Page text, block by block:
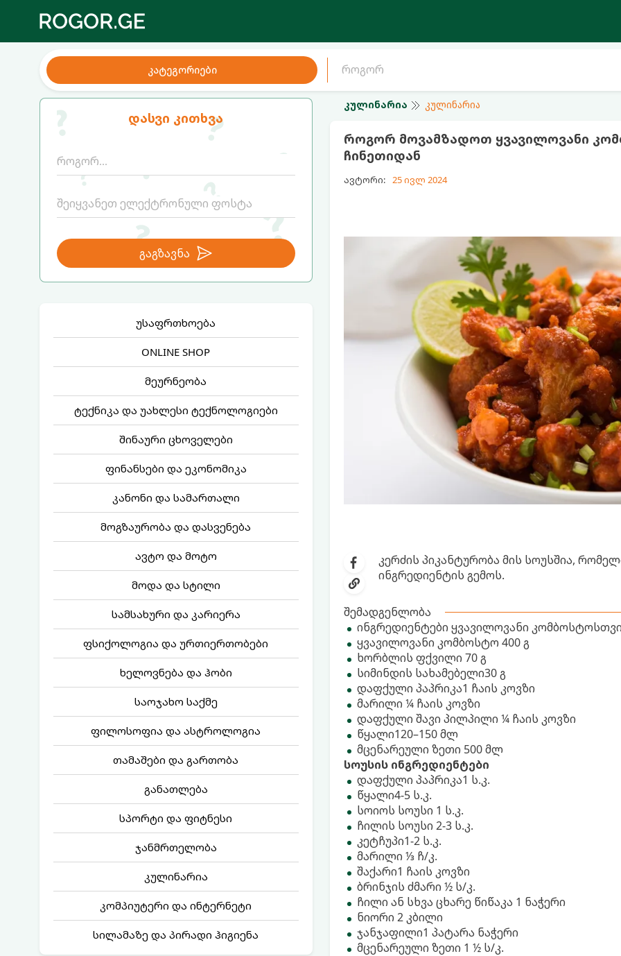
კატეგორიები
დასვი კითხვა
გაგზავნა
უსაფრთხოება
ONLINE SHOP
მეურნეობა
ტექნიკა და უახლესი ტექნოლოგიები
შინაური ცხოველები
ფინანსები და ეკონომიკა
კანონი და სამართალი
მოგზაურობა და დასვენება
ავტო და მოტო
მოდა და სტილი
სამსახური და კარიერა
ფსიქოლოგია და ურთიერთობები
ხელოვნება და ჰობი
საოჯახო საქმე
ფილოსოფია და ასტროლოგია
თამაშები და გართობა
განათლება
სპორტი და ფიტნესი
ჯანმრთელობა
კულინარია
კომპიუტერი და ინტერნეტი
სილამაზე და პირადი ჰიგიენა
კულინარია კულინარია
როგორ მოვამზადოთ ყვავილოვანი
ჩინეთიდან
ავტორი: 25 ივლ 2024
კერძის პიკანტურობა მის სოუსშია,
ინგრედიენტის გემოს.
შემადგენლობა
ინგრედიენტები ყვავილოვანი
ყვავილოვანი კომბოსტო 400 გ
ხორბლის ფქვილი 70 გ
სიმინდის სახამებელი30 გ
დაფქული პაპრიკა1 ჩაის კოვზი
მარილი ¼ ჩაის კოვზი
დაფქული შავი პილპილი ¼ ჩაის კოვზი
წყალი120–150 მლ
მცენარეული ზეთი 500 მლ
სოუსის ინგრედიენტები
დაფქული პაპრიკა1 ს.კ.
წყალი4-5 ს.კ.
სოიოს სოუსი 1 ს.კ.
ჩილის სოუსი 2-3 ს.კ.
კეტჩუპი1-2 ს.კ.
მარილი ⅓ ჩ/კ.
შაქარი1 ჩაის კოვზი
ბრინჯის ძმარი ½ ს/კ.
ჩილი ან სხვა ცხარე წიწაკა 1 ნაჭერი
ნიორი 2 კბილი
ჯანჯაფილი1 პატარა ნაჭერი
მცენარეული ზეთი 1 ½ ს/კ.